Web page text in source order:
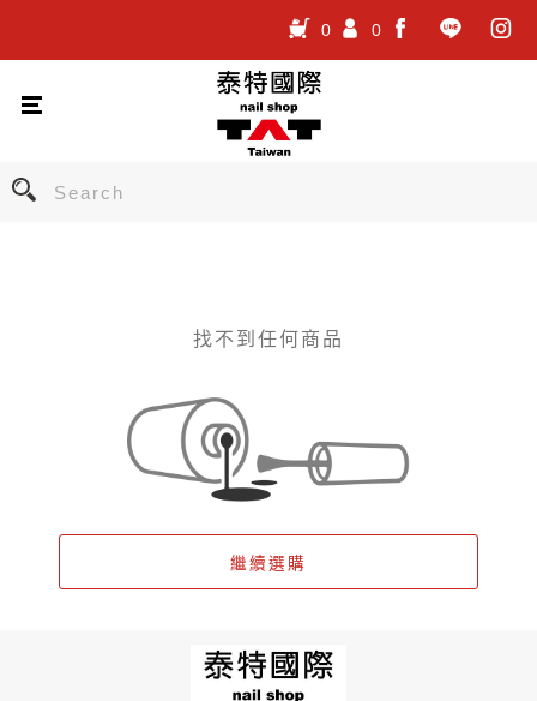
0
0
找不到任何商品
繼續選購